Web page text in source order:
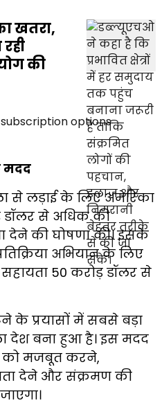
खतरा,
की
मदद
से लड़ाई के लिए अमेरिका
डॉलर से अधिक की
देने की घोषणा की। इसके
अभियान के लिए
50 करोड़ डॉलर से
के प्रयासों में सबसे बड़ा
देश बना हुआ है। इस मदद
को मजबूत करने,
देने और संक्रमण की